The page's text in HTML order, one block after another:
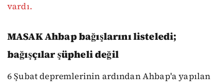
vardı.
MASAK Ahbap bağışlarını listeledi;
bağışçılar şüpheli değil
6 Şubat depremlerinin ardından Ahbap'a yapılan